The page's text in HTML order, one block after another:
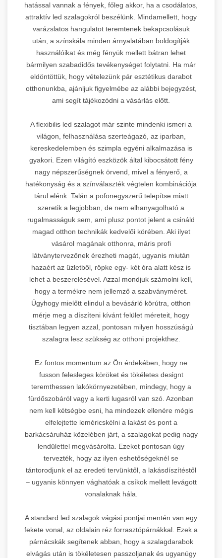
hatással vannak a fények, főleg akkor, ha a csodálatos,
attraktív led szalagokról beszélünk. Mindamellett, hogy
varázslatos hangulatot teremtenek bekapcsolásuk
után, a színskála minden árnyalatában boldogítják
használóikat és még fényük mellett bátran lehet
bármilyen szabadidős tevékenységet folytatni. Ha már
eldöntöttük, hogy vételezünk pár esztétikus darabot
otthonunkba, ajánljuk figyelmébe az alábbi bejegyzést,
ami segít tájékozódni a vásárlás előtt.
A flexibilis led szalagot már szinte mindenki ismeri a
világon, felhasználása szerteágazó, az iparban,
kereskedelemben és szimpla egyéni alkalmazása is
gyakori. Ezen világító eszközök által kibocsátott fény
nagy népszerűségnek örvend, mivel a fényerő, a
hatékonyság és a színválaszték végtelen kombinációja
tárul elénk. Talán a pofonegyszerű telepítse miatt
szeretik a legjobban, de nem elhanyagolható a
rugalmasságuk sem, ami plusz pontot jelent a csináld
magad otthon technikák kedvelői körében. Aki ilyet
vásárol magának otthonra, máris profi
látványtervezőnek érezheti magát, ugyanis miután
hazaért az üzletből, röpke egy- két óra alatt kész is
lehet a beszerelésével. Azzal mondjuk számolni kell,
hogy a termékre nem jellemző a szabványméret.
Úgyhogy mielőtt elindul a bevásárló körútra, otthon
mérje meg a díszíteni kívánt felület méreteit, hogy
tisztában legyen azzal, pontosan milyen hosszúságú
szalagra lesz szükség az otthoni projekthez.
Ez fontos momentum az Ön érdekében, hogy ne
fusson felesleges köröket és tökéletes designt
teremthessen lakókörnyezetében, mindegy, hogy a
fürdőszobáról vagy a kerti lugasról van szó. Azonban
nem kell kétségbe esni, ha mindezek ellenére mégis
elfelejtette leméricskélni a lakást és pont a
barkácsáruház közelében járt, a szalagokat pedig nagy
lendülettel megvásárolta. Ezeket pontosan úgy
tervezték, hogy az ilyen eshetőségeknél se
tántorodjunk el az eredeti tervünktől, a lakásdíszítéstől
– ugyanis könnyen vághatóak a csíkok mellett levágott
vonalaknak hála.
A standard led szalagok vágási pontjai mentén van egy
fekete vonal, az oldalain réz forrasztópárnákkal. Ezek a
párnácskák segítenek abban, hogy a szalagdarabok
elvágás után is tökéletesen passzoljanak és ugyanúgy